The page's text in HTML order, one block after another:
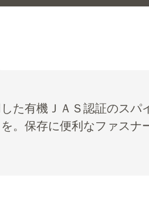
た有機ＪＡＳ認証のスパ
。保存に便利なファスナ